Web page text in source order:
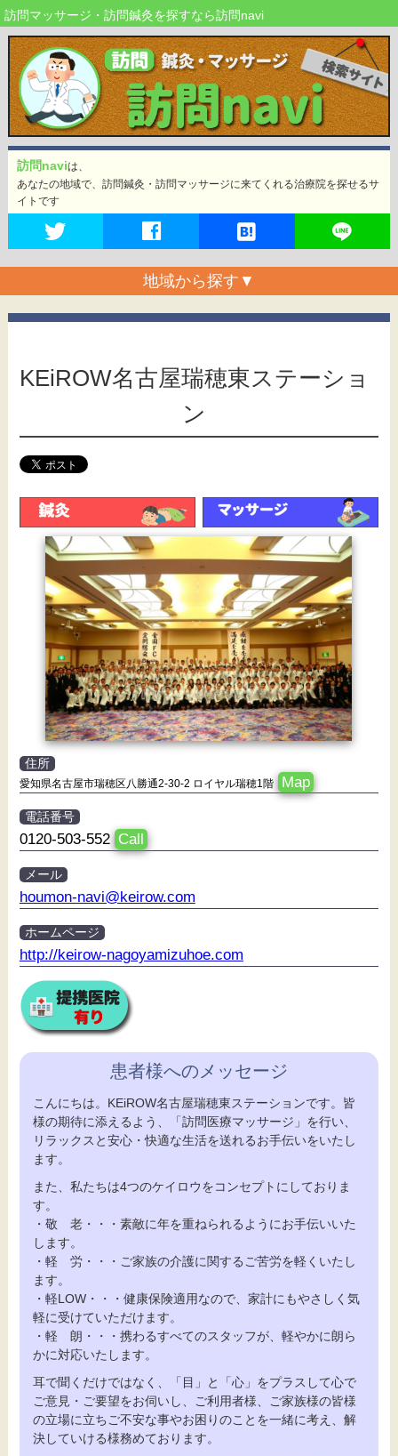
訪問マッサージ・訪問鍼灸を探すなら訪問navi
訪問naviは、
あなたの地域で、訪問鍼灸・訪問マッサージに来てくれる治療院を探せるサ
イトです
地域から探す ▼
KEiROW名古屋瑞穂東ステーショ
ン
住所
愛知県名古屋市瑞穂区八勝通2-30-2 ロイヤル瑞穂1階 Map
電話番号
0120-503-552 Call
メール
houmon-navi@keirow.com
ホームページ
http://keirow-nagoyamizuhoe.com
患者様へのメッセージ
こんにちは。KEiROW名古屋瑞穂東ステーションです。皆
様の期待に添えるよう、「訪問医療マッサージ」を行い、
リラックスと安心・快適な生活を送れるお手伝いをいたし
ます。
また、私たちは4つのケイロウをコンセプトにしておりま
す。
・敬 老・・・素敵に年を重ねられるようにお手伝いいた
します。
・軽 労・・・ご家族の介護に関するご苦労を軽くいたし
ます。
・軽LOW・・・健康保険適用なので、家計にもやさしく気
軽に受けていただけます。
・軽 朗・・・携わるすべてのスタッフが、軽やかに朗ら
かに対応いたします。
耳で聞くだけではなく、「目」と「心」をプラスして心で
ご意見・ご要望をお伺いし、ご利用者様、ご家族様の皆様
の立場に立ちご不安な事やお困りのことを一緒に考え、解
決していける様務めております。